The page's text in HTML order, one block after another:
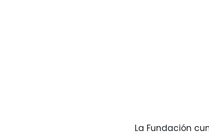
La Fundación